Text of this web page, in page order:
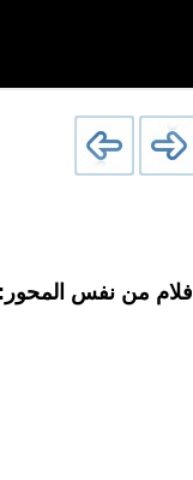
افلام من نفس